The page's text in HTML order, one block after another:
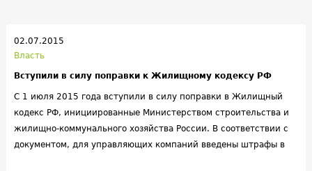
02.07.2015
Власть
Вступили в силу поправки к Жилищному кодексу РФ
С 1 июля 2015 года вступили в силу поправки в Жилищный
кодекс РФ, инициированные Министерством строительства и
жилищно-коммунального хозяйства России. В соответствии с
документом, для управляющих компаний введены штрафы в